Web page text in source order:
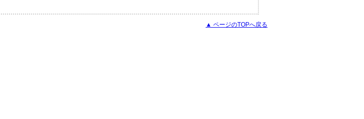
▲ ページのTOPへ戻る